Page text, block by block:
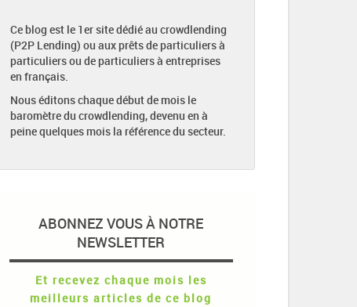
Ce blog est le 1er site dédié au crowdlending
(P2P Lending) ou aux prêts de particuliers à
particuliers ou de particuliers à entreprises
en français.
Nous éditons chaque début de mois le
baromètre du crowdlending, devenu en à
peine quelques mois la référence du secteur.
ABONNEZ VOUS À NOTRE
NEWSLETTER
Et recevez chaque mois les
meilleurs articles de ce blog